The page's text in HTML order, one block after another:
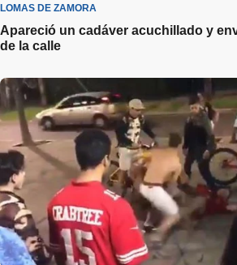
LOMAS DE ZAMORA
Apareció un cadáver acuchillado y
de la calle